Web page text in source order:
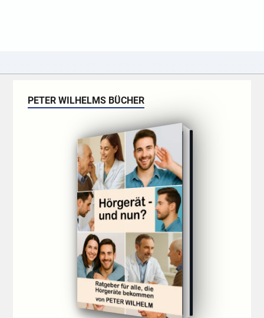
PETER WILHELMS BÜCHER